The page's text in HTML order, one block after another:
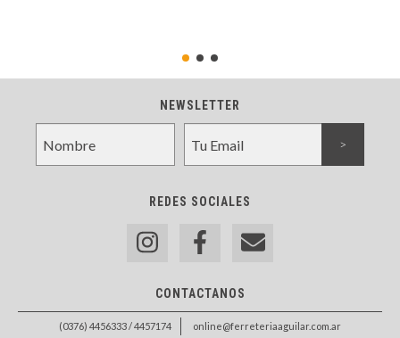
NEWSLETTER
REDES SOCIALES
CONTACTANOS
(0376) 4456333 / 4457174 online@ferreteriaaguilar.com.ar